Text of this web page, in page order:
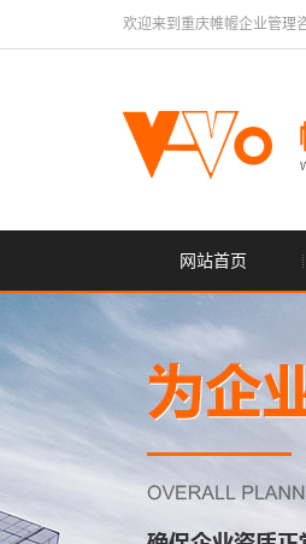
欢迎来到重庆帷幄企业管理
网站首页